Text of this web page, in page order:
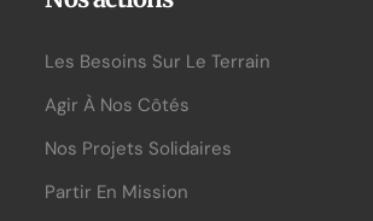
Les Besoins Sur Le Terrain
Agir À Nos Côtés
Nos Projets Solidaires
Partir En Mission